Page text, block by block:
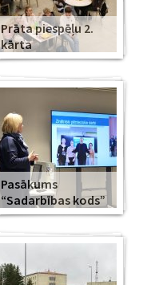
Prāta piespēļu 2.
kārta
Pasākums
“Sadarbības kods”